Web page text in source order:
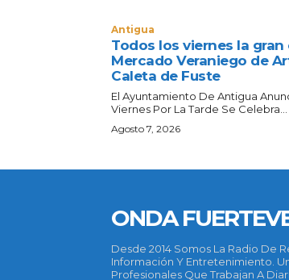
Antigua
Todos los viernes la
Mercado Veraniego de
Caleta de Fuste
El Ayuntamiento De Antigua
Viernes Por La Tarde Se Celebra...
Agosto 7, 2026
ONDA
Desde 2014 Somos La Radio De
Información Y Entretenimiento.
Profesionales Que Trabajan A